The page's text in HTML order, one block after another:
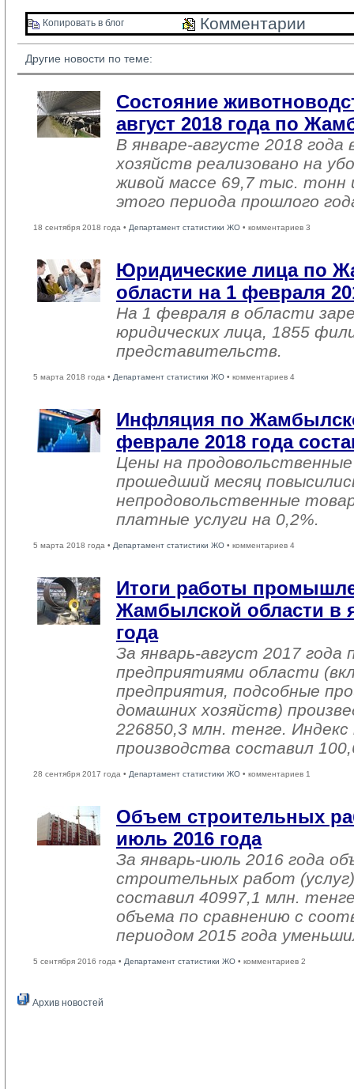
Копировать в блог Комментарии
Другие новости по теме:
Состояние
август 2018 года по
В январе-августе 2018 года
хозяйств реализовано на
живой массе 69,7 тыс. тонн
этого периода прошлого
18 сентября 2018 года • Департамент статистики ЖО • комментариев 3
Юридические лица по
области на 1 февраля
На 1 февраля в области
юридических лица, 1855
представительств.
5 марта 2018 года • Департамент статистики ЖО • комментариев 4
Инфляция по
феврале 2018 года
Цены на
прошедший месяц
непродовольственные
платные услуги на 0,2%.
5 марта 2018 года • Департамент статистики ЖО • комментариев 4
Итоги работы
Жамбылской области в
года
За январь-август 2017
предприятиями области
предприятия, подсобные
домашних хозяйств)
226850,3 млн. тенге.
производства составил
28 сентября 2017 года • Департамент статистики ЖО • комментариев 1
Объем строительных
июль 2016 года
За январь-июль 2016 года
строительных работ
составил 40997,1 млн.
объема по сравнению с
периодом 2015 года
5 сентября 2016 года • Департамент статистики ЖО • комментариев 2
Архив новостей